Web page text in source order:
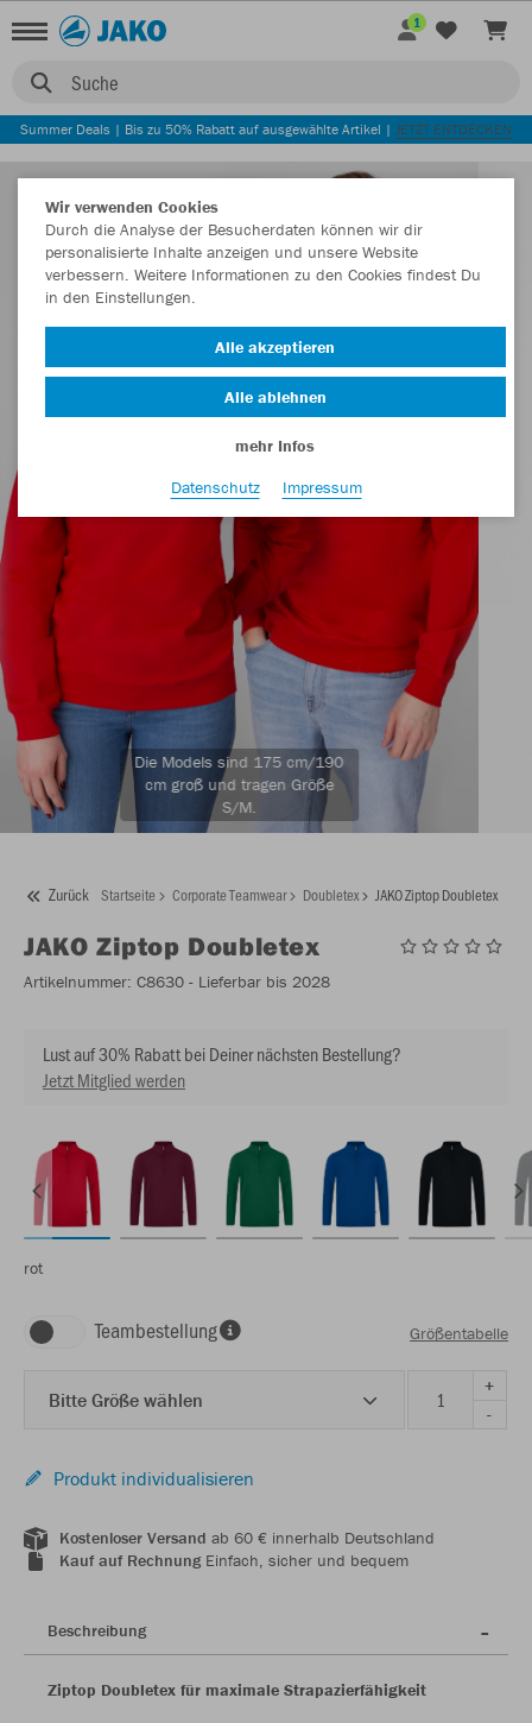
Suche
1
Summer Deals | Bis zu 50% Rabatt auf ausgewählte Artikel | JETZT ENTDECKEN
Die Models sind 175 cm/190
cm groß und tragen Größe
S/M.
Zurück Startseite Corporate Teamwear Doubletex JAKO Ziptop Doubletex
JAKO Ziptop Doubletex
Artikelnummer: C8630 - Lieferbar bis 2028
Lust auf 30% Rabatt bei Deiner nächsten Bestellung?
Jetzt Mitglied werden
rot
Teambestellung Größentabelle
Bitte Größe wählen
+
-
Produkt individualisieren
Kostenloser Versand ab 60 € innerhalb Deutschland
Kauf auf RechnungEinfach, sicher und bequem
Beschreibung
Ziptop Doubletex für maximale Strapazierfähigkeit
Wir verwenden Cookies
Durch die Analyse der Besucherdaten können wir dir
personalisierte Inhalte anzeigen und unsere Website
verbessern. Weitere Informationen zu den Cookies findest Du
in den Einstellungen.
Alle akzeptieren
Alle ablehnen
mehr Infos
Datenschutz
Impressum